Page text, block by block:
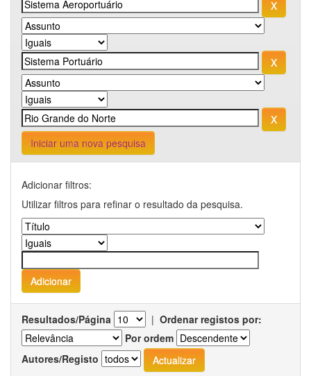
Iniciar uma nova pesquisa
Adicionar filtros:
Utilizar filtros para refinar o resultado da pesquisa.
Resultados/Página | Ordenar registos por:
Por ordem
Autores/Registo